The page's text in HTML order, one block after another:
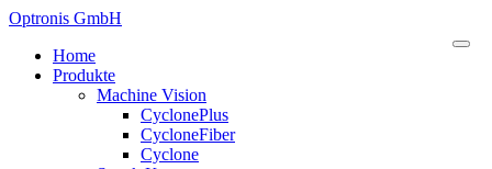
Optronis GmbH
Home
Produkte
Machine Vision
CyclonePlus
CycloneFiber
Cyclone